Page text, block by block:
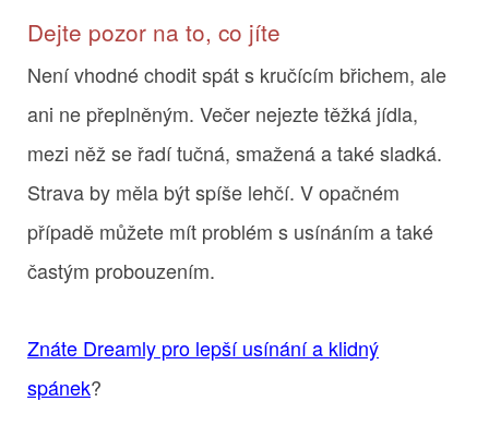
Dejte pozor na to, co jíte
Není vhodné chodit spát s kručícím břichem, ale
ani ne přeplněným. Večer nejezte těžká jídla,
mezi něž se řadí tučná, smažená a také sladká.
Strava by měla být spíše lehčí. V opačném
případě můžete mít problém s usínáním a také
častým probouzením.
Znáte Dreamly pro lepší usínání a klidný
spánek?